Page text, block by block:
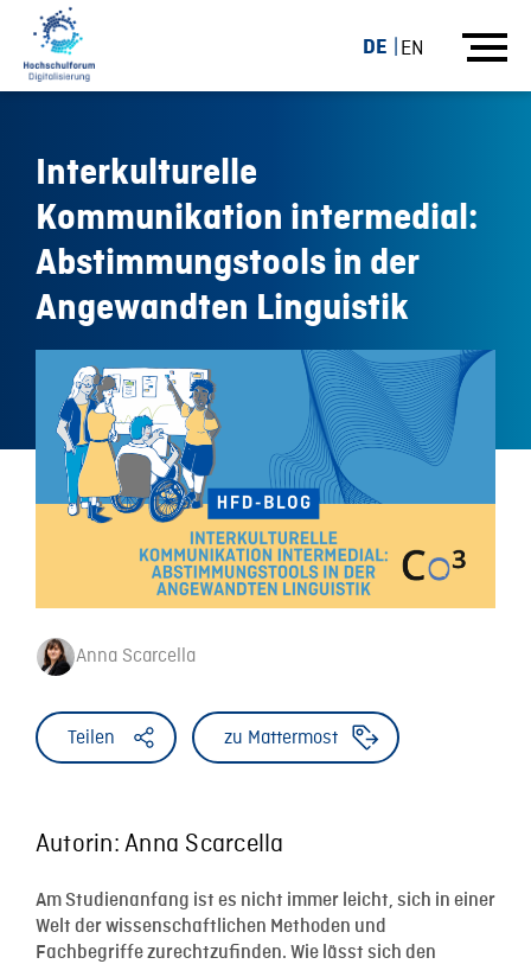
DE EN
Interkulturelle
Kommunikation intermedial:
Abstimmungstools in der
Angewandten Linguistik
Anna Scarcella
Teilen zu Mattermost
Autorin: Anna Scarcella
Am Studienanfang ist es nicht immer leicht, sich in einer
Welt der wissenschaftlichen Methoden und
Fachbegriffe zurechtzufinden. Wie lässt sich den